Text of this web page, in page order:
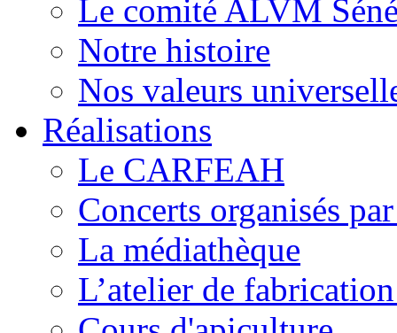
Le comité ALVM
Notre histoire
Nos valeurs
Réalisations
Le CARFEAH
Concerts organisés
La médiathèque
L’atelier de